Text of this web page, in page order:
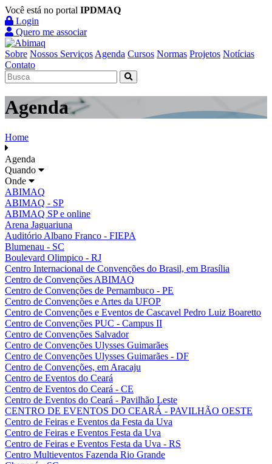
Você está no portal IPDMAQ
Login
Quero me associar
Sobre Nossos Serviços Agenda Cursos Normas Projetos Notícias
Contato
Agenda
Home
Agenda
Quando
Onde
ABIMAQ
ABIMAQ - SP
ABIMAQ SP e online
Arena Jaguariuna
Auditório Albano Franco - FIEPA
Blumenau - SC
Boulevard Olimpico - RJ
Centro Internacional de Convenções do Brasil, em Brasília
Centro de Convenções ABIMAQ
Centro de Convenções de Pernambuco - PE
Centro de Convenções e Artes da UFOP
Centro de Convenções e Eventos de Cascavel Pedro Luiz Boaretto
Centro de Convenções PUC - Campus II
Centro de Convenções Salvador
Centro de Convenções Ulysses Guimarães
Centro de Convenções Ulysses Guimarães - DF
Centro de Convenções, em Aracaju
Centro de Eventos do Ceará
Centro de Eventos do Ceará - CE
Centro de Eventos do Ceará - Pavilhão Leste
CENTRO DE EVENTOS DO CEARÁ - PAVILHÃO OESTE
Centro de Feiras e Eventos da Festa da Uva
Centro de Feiras e Eventos Festa da Uva
Centro de Feiras e Eventos Festa da Uva - RS
Centro Multieventos Fazenda Rio Grande